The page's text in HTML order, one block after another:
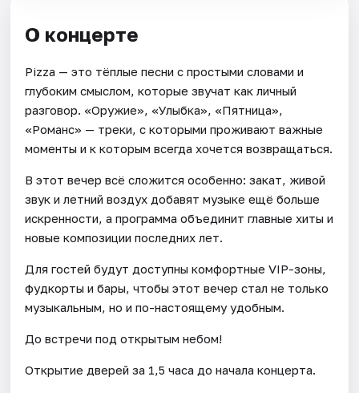
О концерте
Pizza — это тёплые песни с простыми словами и
глубоким смыслом, которые звучат как личный
разговор. «Оружие», «Улыбка», «Пятница»,
«Романс» — треки, с которыми проживают важные
моменты и к которым всегда хочется возвращаться.
В этот вечер всё сложится особенно: закат, живой
звук и летний воздух добавят музыке ещё больше
искренности, а программа объединит главные хиты и
новые композиции последних лет.
Для гостей будут доступны комфортные VIP-зоны,
фудкорты и бары, чтобы этот вечер стал не только
музыкальным, но и по-настоящему удобным.
До встречи под открытым небом!
Открытие дверей за 1,5 часа до начала концерта.